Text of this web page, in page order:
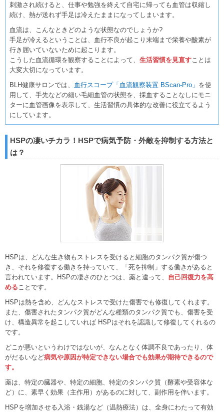
刺激され続けると、仕事や勉強を終えて自宅に帰っても血管は収縮し
続け、熱が送れず手足は冷えたままになってしまいます。
血流は、こんなときどのような状態なのでしょうか?
手足が冷えるということは、血行不良が起こり末端まで栄養や酸素が
行き届いていないために起こります。
こうした血流循環を観察することによって、 生活習慣を見直すことは
大変大切になっています。
BLH健康サロンでは、 血行スコープ「血流観察装置 BScan-Pro」 を使
用して、手先などの細い毛細血管の状態を、採血することなしにモニ
ターに血管画像を表示して、生活習慣の具体的な改善に役立てるよう
にしています。
HSPの凄いチカラ！HSPで病気予防・外敵を抑制する方法と
は？
HSPは、どんな生き物もストレスを受けると細胞のタンパク質が傷つ
き、それを修復する働きを持っていて、「死を抑制」する働きがあると
言われています。HSPの凄さのひとつは、薬と違って、 自己回復力を高
めることです。
HSPは熱を含め、どんなストレスで受けた傷害でも修復してくれます。
また、傷害されたタンパク質がどんな種類のタンパク質でも、傷害を受
け、構造異常を起こしていれば HSPはそれを認識して修復してくれるの
です。
どこが悪いというわけではないが、なんとなく体調不良であったり、体
がだるいなど病気や原因が特定できない場合でも効果が期待できるので
す。
薬は、特定の臓器や、特定の細胞、特定のタンパク質（酵素や受容体な
ど）に、素早く効果（主作用）があるのに対して、副作用を伴います。
HSPを増加させる入浴・銭湯など（温熱療法）は、全身にわたって有効